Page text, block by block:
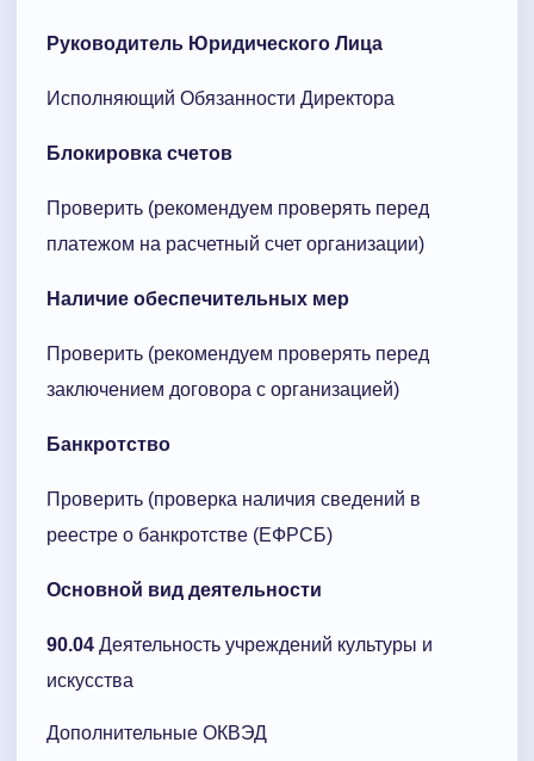
Руководитель Юридического Лица
Исполняющий Обязанности Директора
Блокировка счетов
Проверить (рекомендуем проверять перед
платежом на расчетный счет организации)
Наличие обеспечительных мер
Проверить (рекомендуем проверять перед
заключением договора с организацией)
Банкротство
Проверить (проверка наличия сведений в
реестре о банкротстве (ЕФРСБ)
Основной вид деятельности
90.04 Деятельность учреждений культуры и
искусства
Дополнительные ОКВЭД